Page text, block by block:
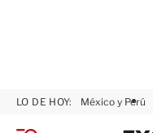
LO DE HOY: México y Perú